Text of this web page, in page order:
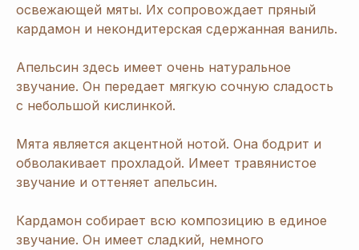
освежающей мяты. Их сопровождает пряный
кардамон и некондитерская сдержанная ваниль.
Апельсин здесь имеет очень натуральное
звучание. Он передает мягкую сочную сладость
с небольшой кислинкой.
Мята является акцентной нотой. Она бодрит и
обволакивает прохладой. Имеет травянистое
звучание и оттеняет апельсин.
Кардамон собирает всю композицию в единое
звучание. Он имеет сладкий, немного